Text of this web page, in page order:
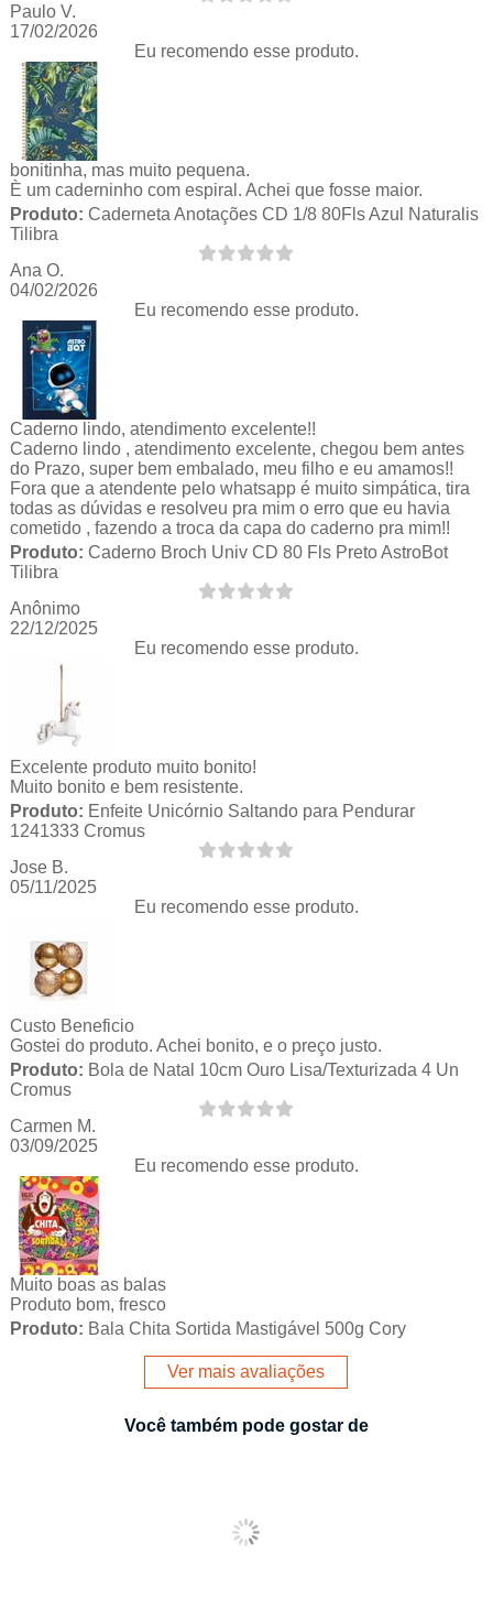
Paulo V.
17/02/2026
Eu recomendo esse produto.
bonitinha, mas muito pequena.
È um caderninho com espiral. Achei que fosse maior.
Produto: Caderneta Anotações CD 1/8 80Fls Azul Naturalis
Tilibra
Ana O.
04/02/2026
Eu recomendo esse produto.
Caderno lindo, atendimento excelente!!
Caderno lindo , atendimento excelente, chegou bem antes
do Prazo, super bem embalado, meu filho e eu amamos!!
Fora que a atendente pelo whatsapp é muito simpática, tira
todas as dúvidas e resolveu pra mim o erro que eu havia
cometido , fazendo a troca da capa do caderno pra mim!!
Produto: Caderno Broch Univ CD 80 Fls Preto AstroBot
Tilibra
Anônimo
22/12/2025
Eu recomendo esse produto.
Excelente produto muito bonito!
Muito bonito e bem resistente.
Produto: Enfeite Unicórnio Saltando para Pendurar
1241333 Cromus
Jose B.
05/11/2025
Eu recomendo esse produto.
Custo Beneficio
Gostei do produto. Achei bonito, e o preço justo.
Produto: Bola de Natal 10cm Ouro Lisa/Texturizada 4 Un
Cromus
Carmen M.
03/09/2025
Eu recomendo esse produto.
Muito boas as balas
Produto bom, fresco
Produto: Bala Chita Sortida Mastigável 500g Cory
Ver mais avaliações
Você também pode gostar de